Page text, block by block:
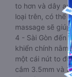
to hơn và dây
loại trên, có thể
massage sẽ
4 - Sài Gòn đến
khiển chính
một cái nút to
cắm 3.5mm và